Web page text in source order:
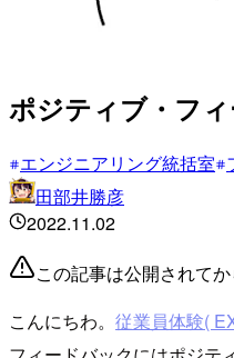
ポジティブ・フ
エンジニアリング統括室
田部井勝彦
2022.11.02
この記事は公開されて
こんにちわ。 従業員体験(